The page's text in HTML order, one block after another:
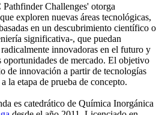
Challenges' otorga
exploren nuevas áreas tecnológicas,
en un descubrimiento científico o
significativa-, que puedan
innovadoras en el futuro y
oportunidades de mercado. El objetivo
de innovación a partir de tecnologías
la etapa de prueba de concepto.
es catedrático de Química Inorgánica